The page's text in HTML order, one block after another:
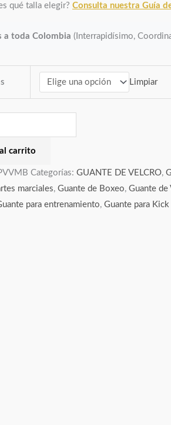
qué talla elegir? Consulta nuestra Guía
a toda Colombia (Interrapidísimo,
Limpiar
carrito
Categorías: GUANTE DE VELCRO,
marciales, Guante de Boxeo, Guante de
para entrenamiento, Guante para